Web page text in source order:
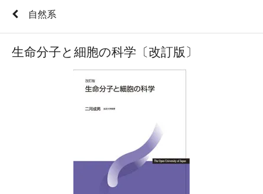
自然系
生命分子と細胞の科学〔改訂版〕